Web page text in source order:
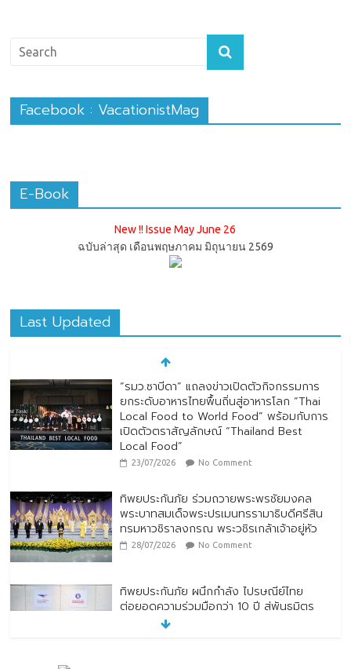
Facebook : VacationistMag
E-Book
New !! Issue May June 26
ฉบับล่าสุด เดือนพฤษภาคม มิถุนายน 2569
Last Updated
“รมว.ซาบีดา” แถลงข่าวเปิดตัวกิจกรรมการ
ยกระดับอาหารไทยพื้นถิ่นสู่อาหารโลก “Thai
Local Food to World Food” พร้อมกับการ
เปิดตัวตราสัญลักษณ์ “Thailand Best
Local Food”
23/07/2026 No Comment
ทิพยประกันภัย ร่วมถวายพระพรชัยมงคล
พระบาทสมเด็จพระปรเมนทรรามาธิบดีศรีสิน
ทรมหาวชิราลงกรณ พระวชิรเกล้าเจ้าอยู่หัว
28/07/2026 No Comment
ทิพยประกันภัย ผนึกกำลัง ไปรษณีย์ไทย
ต่อยอดความร่วมมือกว่า 10 ปี สู่พันธมิตร
เชิงกลยุทธ์ ยกระดับบริการดิจิทัลและการเข้า